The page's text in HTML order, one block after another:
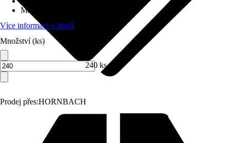
Prodej přes:HORNBACH
Materiál
Více informací o zboží
Množství (ks)
240 ks